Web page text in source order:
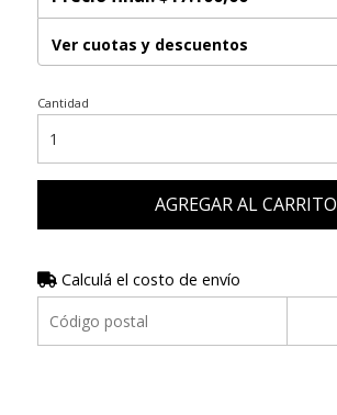
Ver cuotas y descuentos
Cantidad
AGREGAR AL CARRITO
Calculá el costo de envío